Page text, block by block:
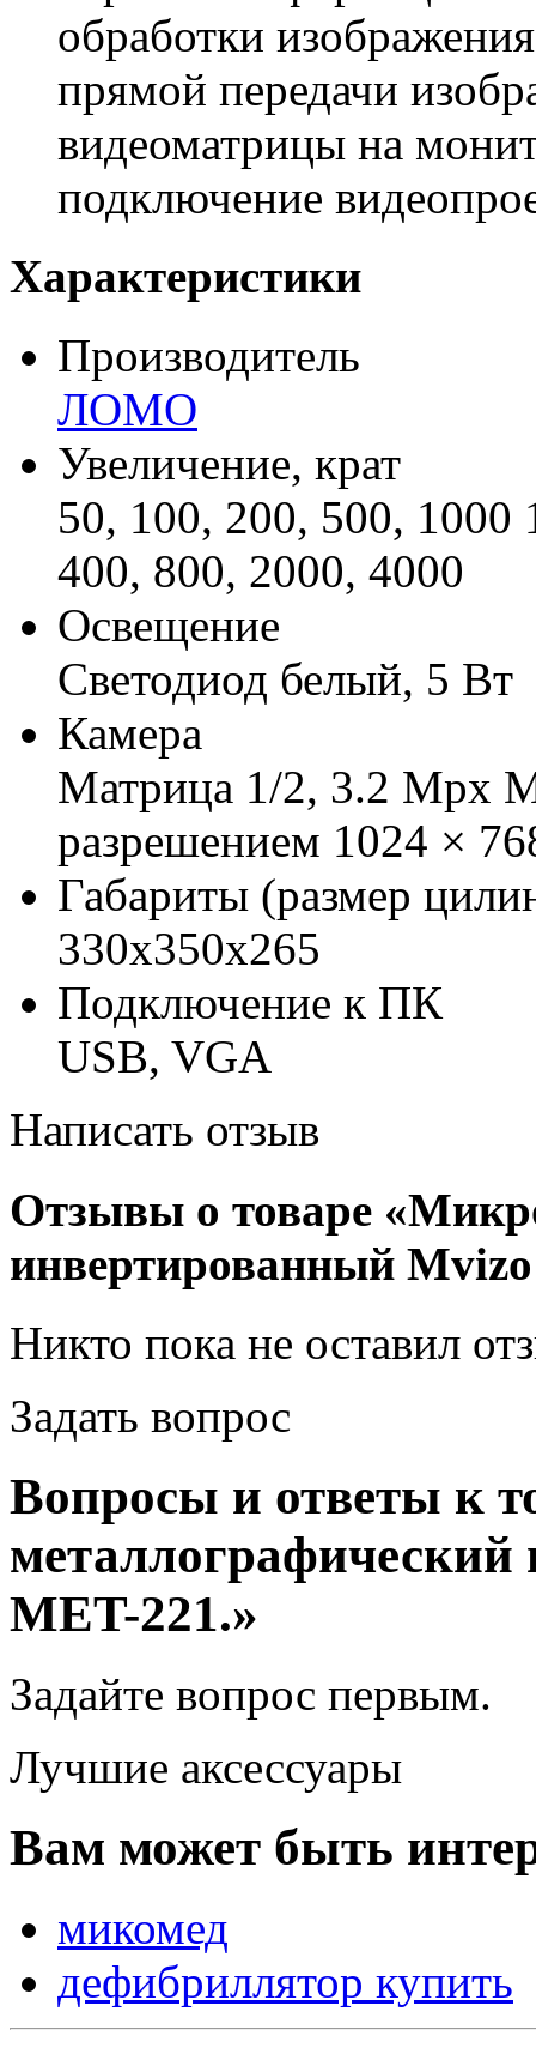
обработки
прямой передачи
видеоматрицы на
подключение
Характеристики
Производитель
ЛОМО
Увеличение, крат
50, 100, 200, 500, 1000
400, 800, 2000, 4000
Освещение
Светодиод белый, 5 Вт
Камера
Матрица 1/2, 3.2 Mpx
разрешением 1024 ×
Габариты (размер
330х350х265
Подключение к ПК
USB, VGA
Написать отзыв
Отзывы о товаре
инвертированный
Никто пока не оставил
Задать вопрос
Вопросы и ответы к
MET-221.»
Задайте вопрос первым.
Лучшие аксессуары
Вам может быть
микомед
дефибриллятор купить